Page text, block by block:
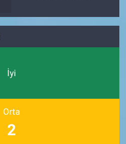
İyi
Orta
2